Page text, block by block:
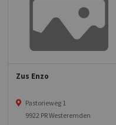
Zus Enzo
Pastorieweg 1
9922 PR Westeremden